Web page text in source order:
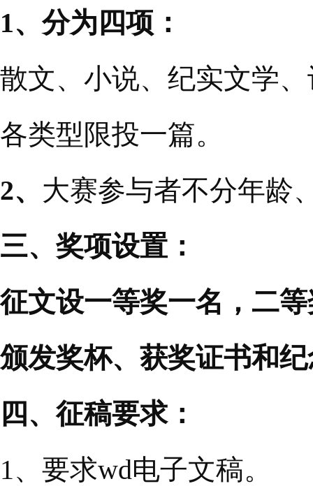
1、分为四项：
散文、小说、纪实文学
各类型限投一篇。
2、 大赛参与者不分年龄
三、奖项设置：
征文设一等奖一名，二
颁发奖杯、获奖证书和
四、征稿要求：
1、要求wd电子文稿。